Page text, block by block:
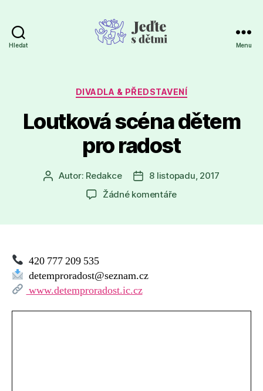
Hledat Menu
Rubriky
DIVADLA & PŘEDSTAVENÍ
Loutková scéna dětem
pro radost
Autor
příspěvku
Autor: Redakce
Datum
příspěvku
8 listopadu, 2017
Žádné komentářeu
420 777 209 535
detemproradost@seznam.cz
www.detemproradost.ic.cz